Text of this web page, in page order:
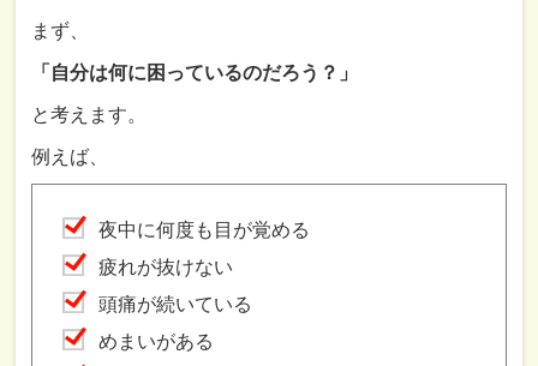
まず、
「自分は何に困っているのだろう？」
と考えます。
例えば、
夜中に何度も目が覚める
疲れが抜けない
頭痛が続いている
めまいがある